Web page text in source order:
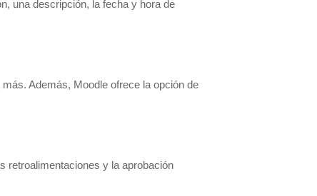
una descripción, la fecha y hora de
Además, Moodle ofrece la opción de
retroalimentaciones y la aprobación